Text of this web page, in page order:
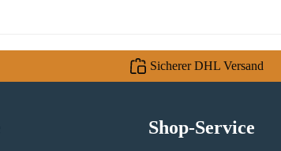
Sicherer DHL Versand
Shop-Service